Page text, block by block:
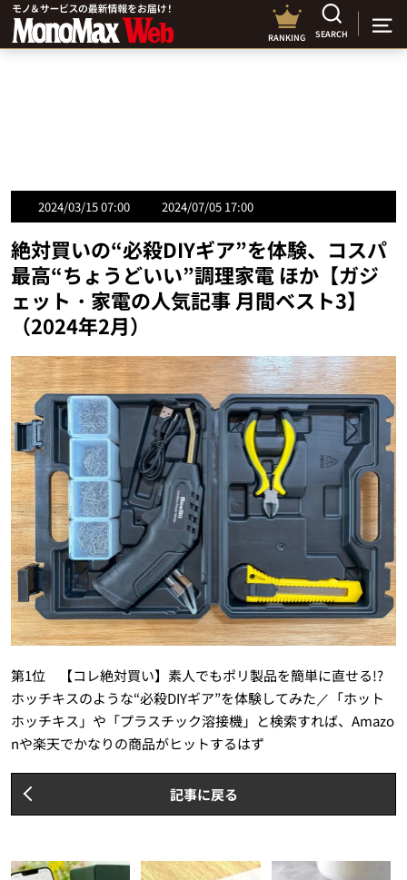
RANKING SEARCH
2024/03/15 07:00 2024/07/05 17:00
絶対買いの“必殺DIYギア”を体験、コスパ
最高“ちょうどいい”調理家電 ほか【ガジ
ェット・家電の人気記事 月間ベスト3】
（2024年2月）
第1位 【コレ絶対買い】素人でもポリ製品を簡単に直せる!?
ホッチキスのような“必殺DIYギア”を体験してみた／「ホット
ホッチキス」や「プラスチック溶接機」と検索すれば、Amazo
nや楽天でかなりの商品がヒットするはず
記事に戻る